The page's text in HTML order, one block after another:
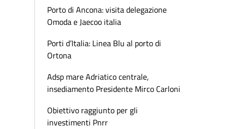
Porto di Ancona: visita delegazione
Omoda e Jaecoo italia
Porti d’Italia: Linea Blu al porto di
Ortona
Adsp mare Adriatico centrale,
insediamento Presidente Mirco Carloni
Obiettivo raggiunto per gli
investimenti Pnrr